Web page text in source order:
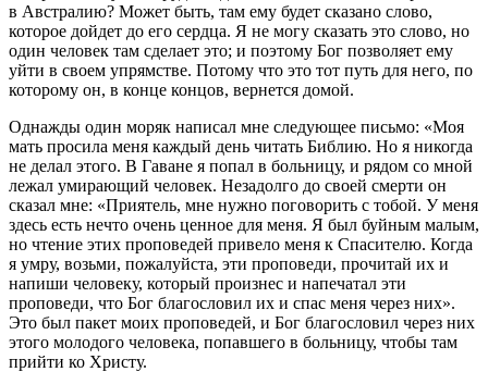
в Австралию? Может быть, там ему будет сказано слово,
которое дойдет до его серд­ца. Я не могу сказать это слово, но
один человек там сделает это; и поэтому Бог позволяет ему
уйти в своем упрямстве. Потому что это тот путь для него, по
которому он, в конце кон­цов, вернется домой.
Однажды один моряк написал мне следующее письмо: «Моя
мать просила меня каждый день читать Библию. Но я никогда
не делал этого. В Гаване я попал в больницу, и рядом со мной
лежал умирающий человек. Незадолго до своей смерти он
ска­зал мне: «Приятель, мне нужно поговорить с тобой. У меня
здесь есть нечто очень ценное для меня. Я был буйным малым,
но чтение этих проповедей привело меня к Спасителю. Когда
я умру, возьми, пожалуйста, эти проповеди, прочитай их и
напи­ши человеку, который произнес и напечатал эти
проповеди, что Бог благословил их и спас меня через них».
Это был пакет моих проповедей, и Бог благословил через них
этого молодого человека, попавшего в больницу, чтобы там
прийти ко Христу.